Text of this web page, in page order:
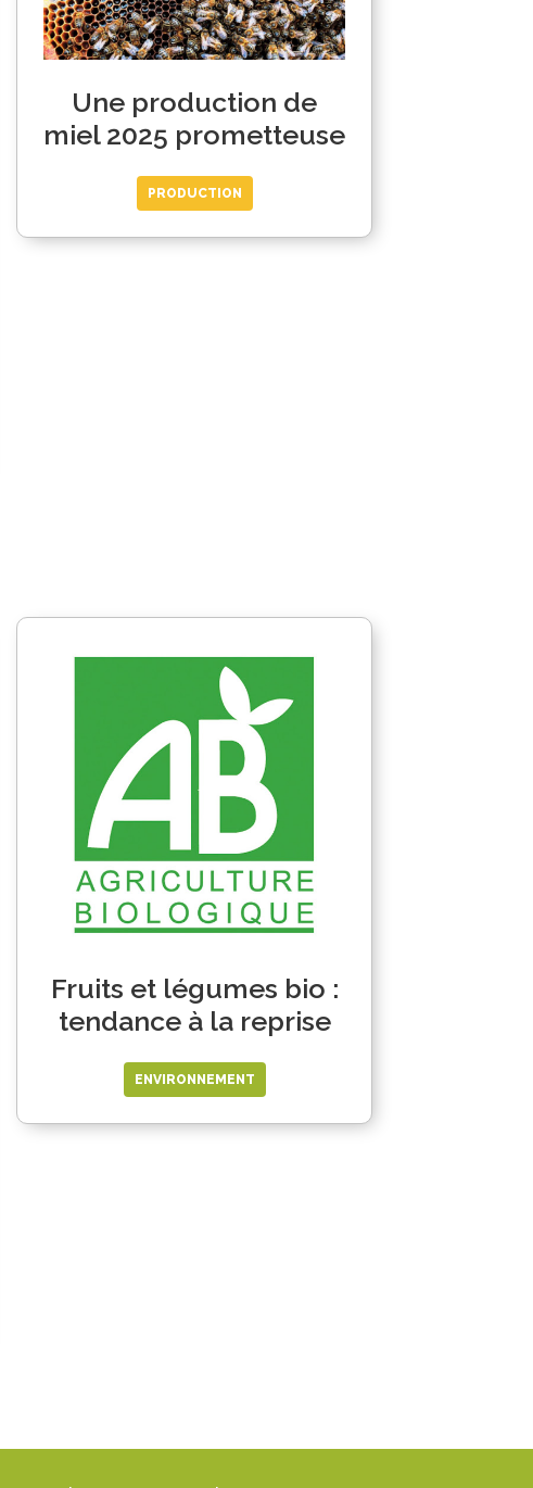
Une production de
miel 2025 prometteuse
PRODUCTION
Fruits et légumes bio :
tendance à la reprise
ENVIRONNEMENT